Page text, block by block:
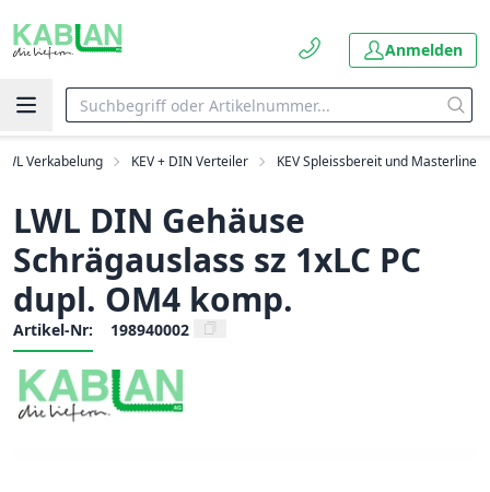
Anmelden
Verkabelung KEV + DIN Verteiler KEV Spleissbereit und Masterline
LWL DIN Gehäuse
Schrägauslass sz 1xLC PC
dupl. OM4 komp.
Artikel-Nr: 198940002